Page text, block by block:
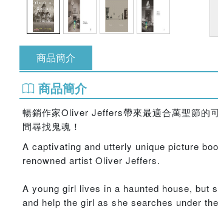
商品簡介
商品簡介
暢銷作家Oliver Jeffers帶來最適合萬聖節的
間尋找鬼魂！
A captivating and utterly unique picture
renowned artist Oliver Jeffers.
A young girl lives in a haunted house, but
and help the girl as she searches under